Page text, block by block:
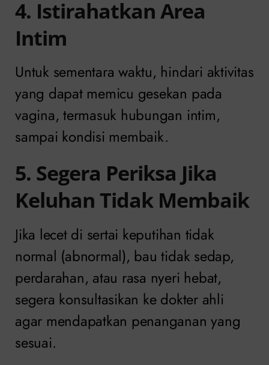
4. Istirahatkan Area
Intim
Untuk sementara waktu, hindari aktivitas
yang dapat memicu gesekan pada
vagina, termasuk hubungan intim,
sampai kondisi membaik.
5. Segera Periksa Jika
Keluhan Tidak Membaik
Jika lecet di sertai keputihan tidak
normal (abnormal), bau tidak sedap,
perdarahan, atau rasa nyeri hebat,
segera konsultasikan ke dokter ahli
agar mendapatkan penanganan yang
sesuai.